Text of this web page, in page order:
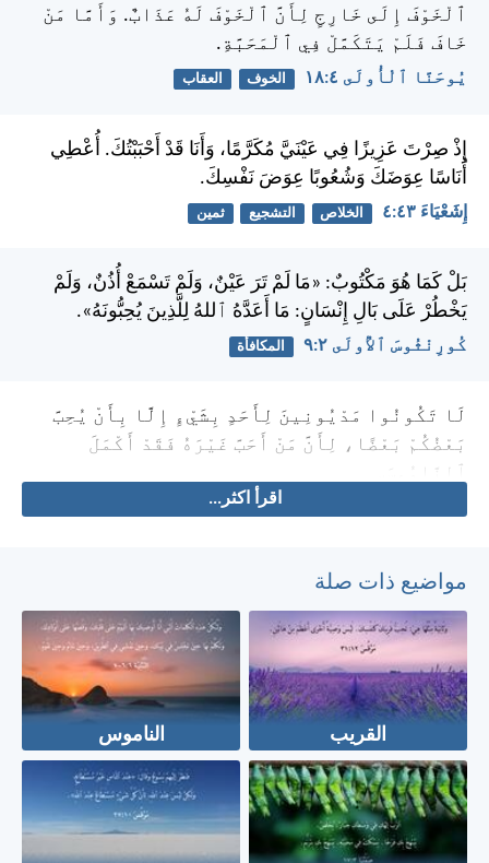
ٱلْخَوْفَ إِلَى خَارِجٍ لِأَنَّ ٱلْخَوْفَ لَهُ عَذَابٌ. وَأَمَّا مَنْ
خَافَ فَلَمْ يَتَكَمَّلْ فِي ٱلْمَحَبَّةِ.
يُوحَنَّا ٱلْأُولَى ٤:‏١٨ الخوف العقاب
إِذْ صِرْتَ عَزِيزًا فِي عَيْنَيَّ مُكَرَّمًا، وَأَنَا قَدْ أَحْبَبْتُكَ. أُعْطِي
أُنَاسًا عِوَضَكَ وَشُعُوبًا عِوَضَ نَفْسِكَ.
إِشَعْيَاءَ ٤٣:‏٤ الخلاص التشجيع ثمين
بَلْ كَمَا هُوَ مَكْتُوبٌ: «مَا لَمْ تَرَ عَيْنٌ، وَلَمْ تَسْمَعْ أُذُنٌ، وَلَمْ
يَخْطُرْ عَلَى بَالِ إِنْسَانٍ: مَا أَعَدَّهُ ٱللهُ لِلَّذِينَ يُحِبُّونَهُ».
كُورِنْثُوسَ ٱلأُولَى ٢:‏٩ المكافأة
لَا تَكُونُوا مَدْيُونِينَ لِأَحَدٍ بِشَيْءٍ إِلَّا بِأَنْ يُحِبَّ
بَعْضُكُمْ بَعْضًا، لِأَنَّ مَنْ أَحَبَّ غَيْرَهُ فَقَدْ أَكْمَلَ
ٱلنَّامُوسَ.
اقرأ اكثر...
مواضيع ذات صلة
القريب الناموس